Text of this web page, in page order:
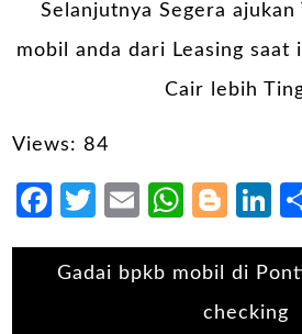
Selanjutnya Segera
mobil anda dari Leasing saat
Cair lebih
Views: 84
Facebook
Twitter
Email
Gadai bpkb mobil di
checking